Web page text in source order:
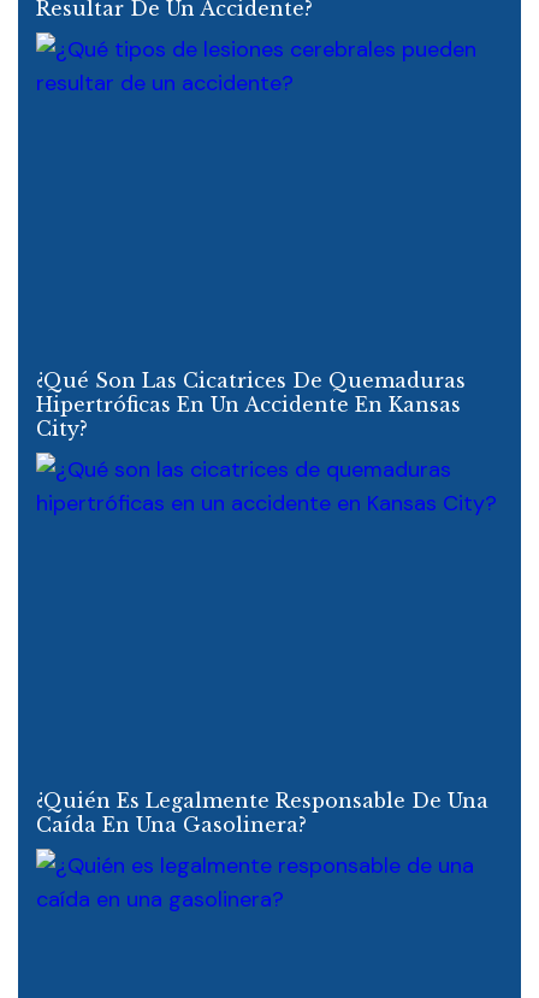
Resultar De Un Accidente?
¿Qué Son Las Cicatrices De Quemaduras
Hipertróficas En Un Accidente En Kansas
City?
¿Quién Es Legalmente Responsable De Una
Caída En Una Gasolinera?